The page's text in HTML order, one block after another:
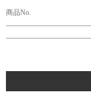
商品No.